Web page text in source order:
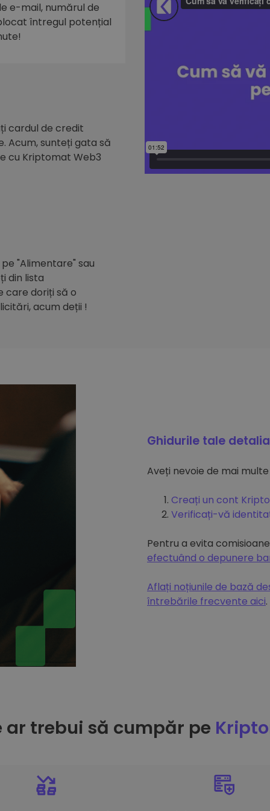
e-mail, numărul de
întregul potențial
cardul de credit
Acum, sunteți gata să
cu Kriptomat Web3
"Alimentare" sau
din lista
care doriți să o
acum deții !
Ghidurile tale
Aveți nevoie de mai
Creați un cont
Verificați-vă
Pentru a evita
efectuând o depunere
Aflați noțiunile de bază
întrebările frecvente aici.
ar trebui să cumpăr pe